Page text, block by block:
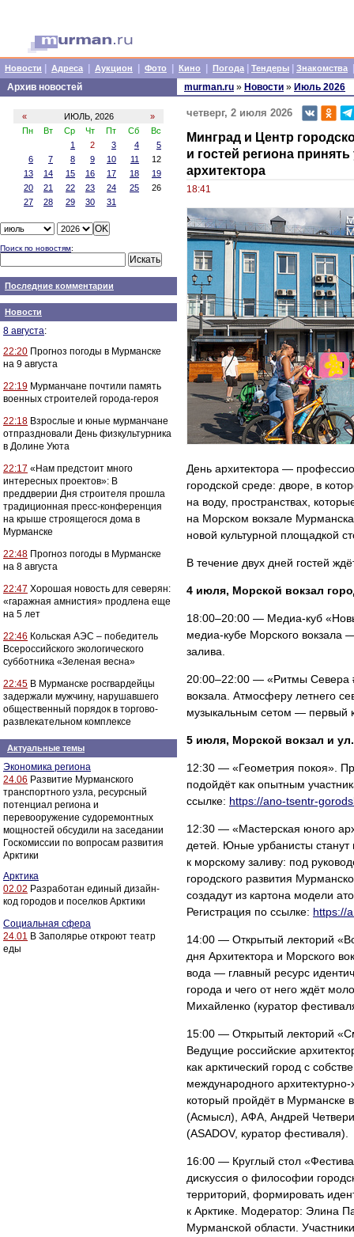
Новости Адреса Аукцион Фото Кино Погода Тендеры Знакомства
Архив новостей
« ИЮЛЬ, 2026
»
Пн
Вт Ср Чт Пт Сб
Вс
1
2 3 4
5
6
7 8 9 10 11
12
13
14 15 16 17 18
19
20
21 22 23 24 25
26
27
28 29 30 31
Поиск по новостям:
Последние комментарии
Новости
8 августа:
22:20 Прогноз погоды в Мурманске
на 9 августа
22:19 Мурманчане почтили память
военных строителей города-героя
22:18 Взрослые и юные мурманчане
отпраздновали День физкультурника
в Долине Уюта
22:17 «Нам предстоит много
интересных проектов»: В
преддверии Дня строителя прошла
традиционная пресс-конференция
на крыше строящегося дома в
Мурманске
22:48 Прогноз погоды в Мурманске
на 8 августа
22:47 Хорошая новость для северян:
«гаражная амнистия» продлена еще
на 5 лет
22:46 Кольская АЭС – победитель
Всероссийского экологического
субботника «Зеленая весна»
22:45 В Мурманске росгвардейцы
задержали мужчину, нарушавшего
общественный порядок в торгово-
развлекательном комплексе
Актуальные темы
Экономика региона
24.06 Развитие Мурманского
транспортного узла, ресурсный
потенциал региона и
перевооружение судоремонтных
мощностей обсудили на заседании
Госкомиссии по вопросам развития
Арктики
Арктика
02.02 Разработан единый дизайн-
код городов и поселков Арктики
Социальная сфера
24.01 В Заполярье откроют театр
еды
murman.ru » Новости » Июль 2026
четверг, 2 июля 2026
Минград и Центр
и гостей региона
архитектора
18:41
День архитектора —
городской среде: дворе, в
на воду, пространствах,
на Морском вокзале
новой культурной площадкой
В течение двух дней гостей
4 июля, Морской вокзал
18:00–20:00 — Медиа-куб
медиа-кубе Морского вокзала
залива.
20:00–22:00 — «Ритмы Севера
вокзала. Атмосферу летнего
музыкальным сетом — первый
5 июля, Морской вокзал и
12:30 — «Геометрия покоя».
подойдёт как опытным
ссылке: https://ano-tsentr-
12:30 — «Мастерская юного
детей. Юные урбанисты станут
к морскому заливу: под
городского развития
создадут из картона модели
Регистрация по ссылке: https://
14:00 — Открытый лекторий
дня Архитектора и Морского
вода — главный ресурс
города и чего от него ждёт
Михайленко (куратор
15:00 — Открытый лекторий
Ведущие российские
как арктический город с
международного
который пройдёт в Мурманске
(Асмысл), АФА, Андрей
(ASADOV, куратор фестиваля).
16:00 — Круглый стол
дискуссия о философии
территорий, формировать
к Арктике. Модератор: Элина
Мурманской области.